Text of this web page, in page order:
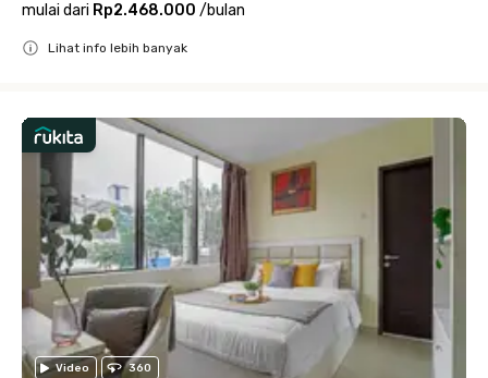
mulai dari Rp2.468.000 /bulan
Lihat info lebih banyak
Video 360